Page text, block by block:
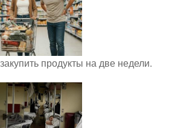
продукты на две недели.